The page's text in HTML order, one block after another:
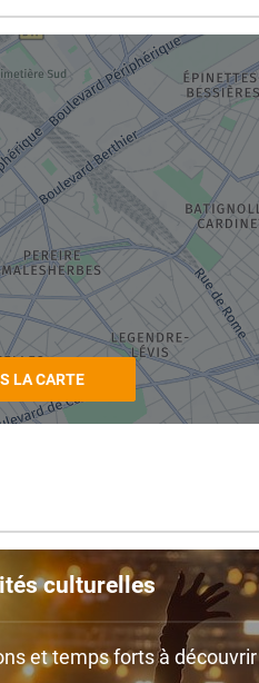
LA CARTE
culturelles
et temps forts à